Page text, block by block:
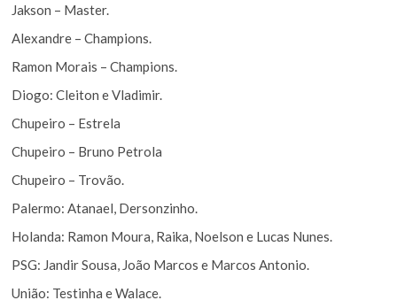
Jakson – Master.
Alexandre – Champions.
Ramon Morais – Champions.
Diogo: Cleiton e Vladimir.
Chupeiro – Estrela
Chupeiro – Bruno Petrola
Chupeiro – Trovão.
Palermo: Atanael, Dersonzinho.
Holanda: Ramon Moura, Raika, Noelson e Lucas Nunes.
PSG: Jandir Sousa, João Marcos e Marcos Antonio.
União: Testinha e Walace.